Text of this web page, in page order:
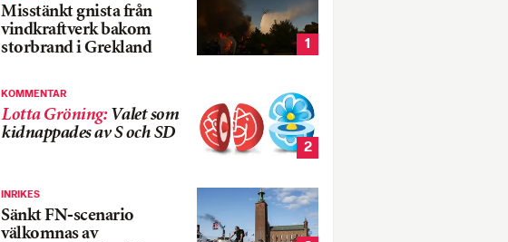
Misstänkt gnista från
vindkraftverk bakom
storbrand i Grekland
1
KOMMENTAR
Lotta Gröning: Valet som
kidnappades av S och SD
2
INRIKES
Sänkt FN-scenario
välkomnas av